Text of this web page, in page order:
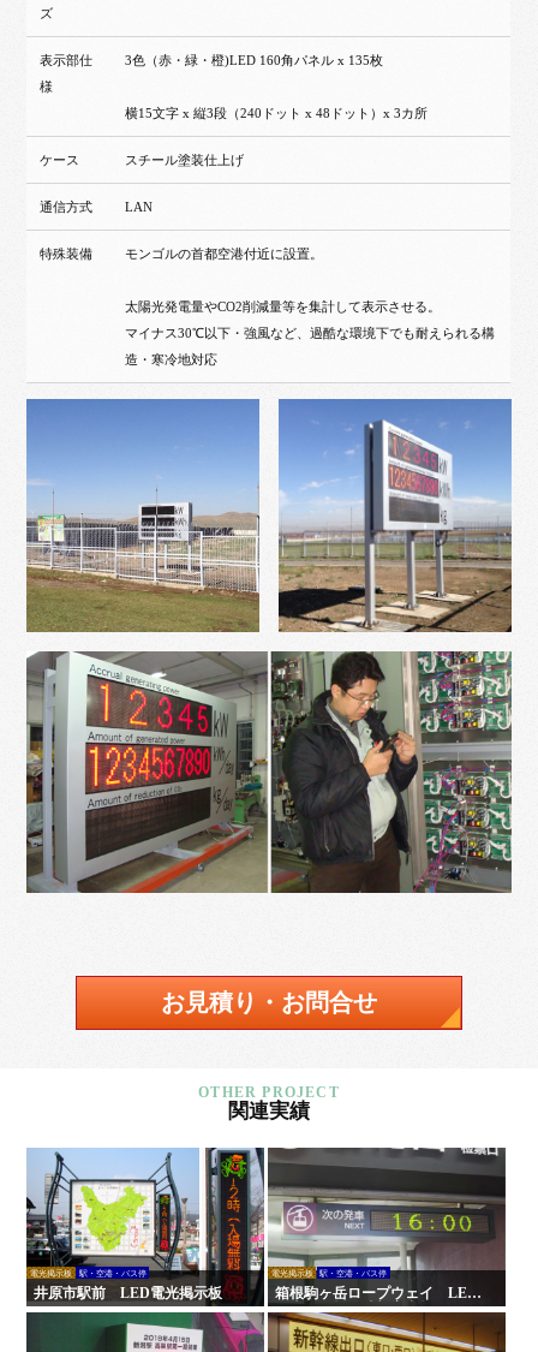
ズ
表示部仕
様
3色（赤・緑・橙)LED 160角パネル x 135枚
横15文字 x 縦3段（240ドット x 48ドット）x 3カ所
ケース スチール塗装仕上げ
通信方式 LAN
特殊装備 モンゴルの首都空港付近に設置。
太陽光発電量やCO2削減量等を集計して表示させる。
マイナス30℃以下・強風など、過酷な環境下でも耐えられる構
造・寒冷地対応
お見積り・お問合せ
関連実績
電光掲示板 駅・空港・バス停
井原市駅前 LED電光掲示板
電光掲示板 駅・空港・バス停
箱根駒ヶ岳ロープウェイ LED
電光掲示板 時刻案内板